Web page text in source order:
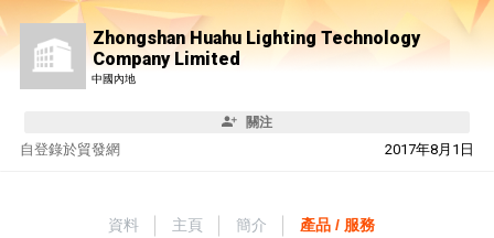
Zhongshan Huahu Lighting Technology
Company Limited
中國內地
關注
自 2017年8月1日
登錄於貿發網
資料 主頁 簡介 產品 / 服務